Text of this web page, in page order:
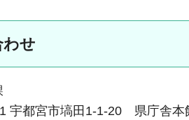
わせ
宇都宮市塙田1-1-20 県庁舎本